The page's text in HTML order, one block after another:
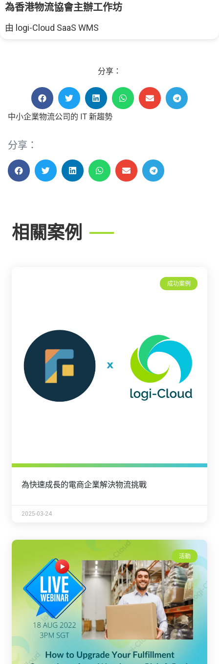
為香港物流協會主辦工作坊
由 logi-Cloud SaaS WMS
中小企業物流公司的 IT 新趨勢
分享：
分享：
相關案例
成功案例
為快速成長的電商企業解決物流挑戰
2025-03-24
活動